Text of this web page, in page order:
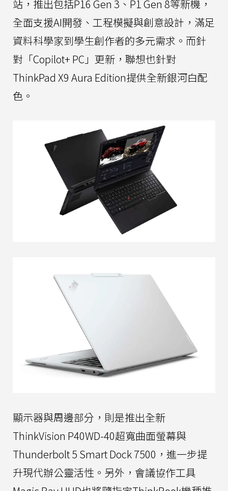
站，推出包括P16 Gen 3、P1 Gen 8等新機，
全面支援AI開發、工程模擬與創意設計，滿足
資料科學家到學生創作者的多元需求。而針
對「Copilot+ PC」更新，聯想也針對
ThinkPad X9 Aura Edition提供全新銀河白配
色。
顯示器與周邊部分，則是推出全新
ThinkVision P40WD-40超寬曲面螢幕與
Thunderbolt 5 Smart Dock 7500，進一步提
升現代辦公靈活性。另外，會議協作工具